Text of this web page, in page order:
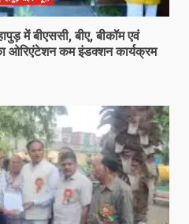
में बीएससी, बीए, बीकॉम एवं
ओरिएंटेशन कम इंडक्शन कार्यक्रम